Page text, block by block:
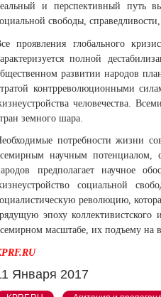
и перспективный путь
свободы,
проявления глобального
полной
развитии народов
контрреволюционными
человечества.
земного шара.
потребности жизни
научным потенциалом,
предполагает научное
социальной
революцию,
эпоху
масштабе, их подъему на
Января 2017